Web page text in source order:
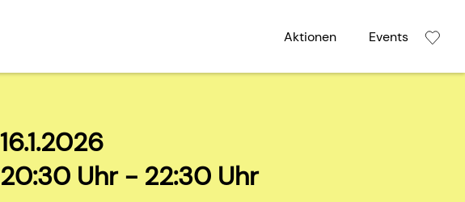
Aktionen Events
16.1.2026
20:30 Uhr - 22:30 Uhr